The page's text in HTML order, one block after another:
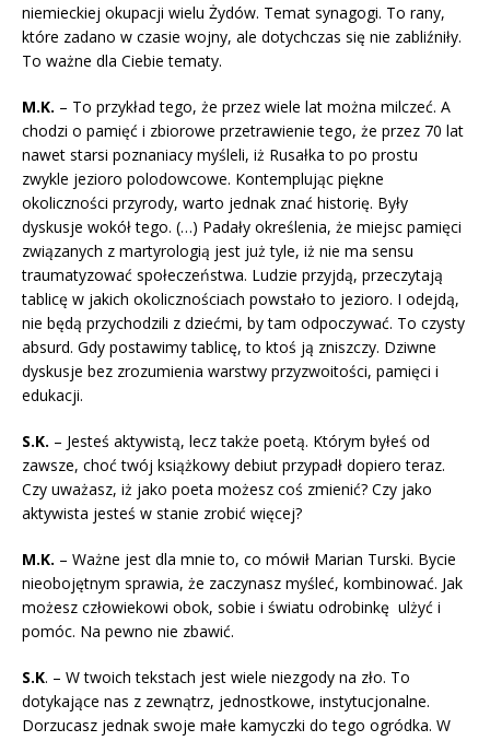
niemieckiej okupacji wielu Żydów. Temat synagogi. To rany,
które zadano w czasie wojny, ale dotychczas się nie zabliźniły.
To ważne dla Ciebie tematy.
M.K. – To przykład tego, że przez wiele lat można milczeć. A
chodzi o pamięć i zbiorowe przetrawienie tego, że przez 70 lat
nawet starsi poznaniacy myśleli, iż Rusałka to po prostu
zwykle jezioro polodowcowe. Kontemplując piękne
okoliczności przyrody, warto jednak znać historię. Były
dyskusje wokół tego. (…) Padały określenia, że miejsc pamięci
związanych z martyrologią jest już tyle, iż nie ma sensu
traumatyzować społeczeństwa. Ludzie przyjdą, przeczytają
tablicę w jakich okolicznościach powstało to jezioro. I odejdą,
nie będą przychodzili z dziećmi, by tam odpoczywać. To czysty
absurd. Gdy postawimy tablicę, to ktoś ją zniszczy. Dziwne
dyskusje bez zrozumienia warstwy przyzwoitości, pamięci i
edukacji.
S.K. – Jesteś aktywistą, lecz także poetą. Którym byłeś od
zawsze, choć twój książkowy debiut przypadł dopiero teraz.
Czy uważasz, iż jako poeta możesz coś zmienić? Czy jako
aktywista jesteś w stanie zrobić więcej?
M.K. – Ważne jest dla mnie to, co mówił Marian Turski. Bycie
nieobojętnym sprawia, że zaczynasz myśleć, kombinować. Jak
możesz człowiekowi obok, sobie i światu odrobinkę ulżyć i
pomóc. Na pewno nie zbawić.
S.K. – W twoich tekstach jest wiele niezgody na zło. To
dotykające nas z zewnątrz, jednostkowe, instytucjonalne.
Dorzucasz jednak swoje małe kamyczki do tego ogródka. W